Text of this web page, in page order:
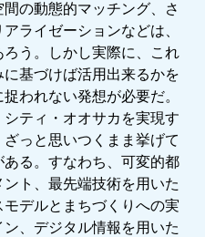
の動態的マッチング、さ
ライゼーションなどは、
う。しかし実際に、これ
基づけば活用出来るかを
われない発想が必要だ。
ティ・オオサカを実現す
っと思いつくまま挙げて
る。すなわち、可変的都
ト、最先端技術を用いた
デルとまちづくりへの実
、デジタル情報を用いた